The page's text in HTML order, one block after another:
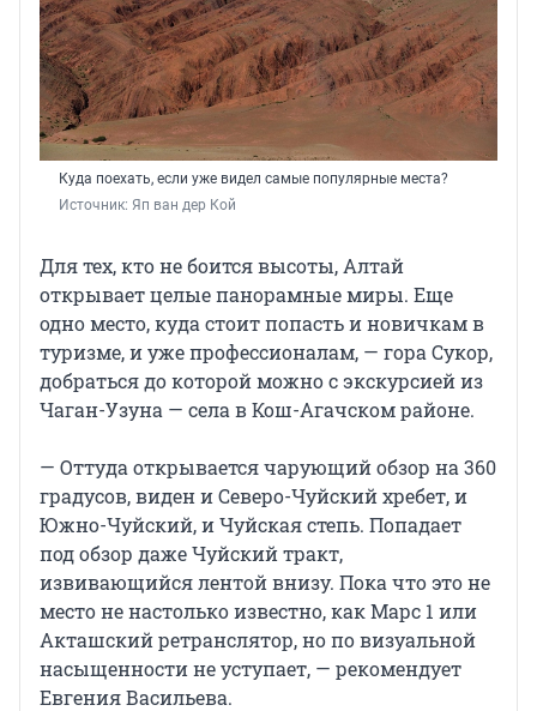
Куда поехать, если уже видел самые популярные места?
Источник: Яп ван дер Кой
Для тех, кто не боится высоты, Алтай
открывает целые панорамные миры. Еще
одно место, куда стоит попасть и новичкам в
туризме, и уже профессионалам, — гора Сукор,
добраться до которой можно с экскурсией из
Чаган-Узуна — села в Кош-Агачском районе.
— Оттуда открывается чарующий обзор на 360
градусов, виден и Северо-Чуйский хребет, и
Южно-Чуйский, и Чуйская степь. Попадает
под обзор даже Чуйский тракт,
извивающийся лентой внизу. Пока что это не
место не настолько известно, как Марс 1 или
Акташский ретранслятор, но по визуальной
насыщенности не уступает, — рекомендует
Евгения Васильева.